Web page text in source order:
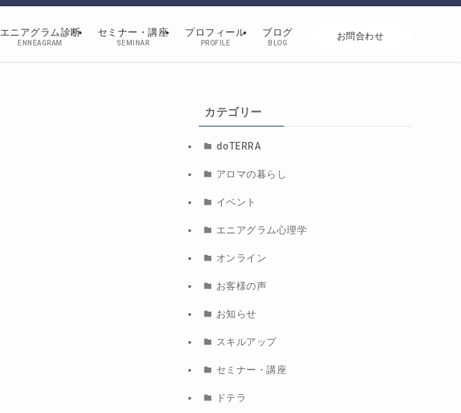
エニアグラム診断
ENNEAGRAM
セミナー・講座
SEMINAR
プロフィール
PROFILE
ブログ
BLOG
お問合わせ
カテゴリー
doTERRA
アロマの暮らし
イベント
エニアグラム心理学
オンライン
お客様の声
お知らせ
スキルアップ
セミナー・講座
ドテラ